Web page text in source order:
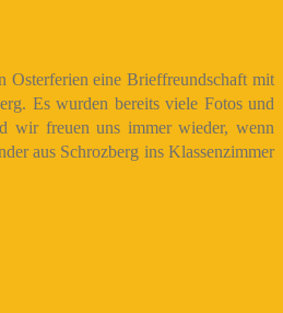
Osterferien eine Brieffreundschaft mit
Es wurden bereits viele Fotos und
wir freuen uns immer wieder, wenn
aus Schrozberg ins Klassenzimmer